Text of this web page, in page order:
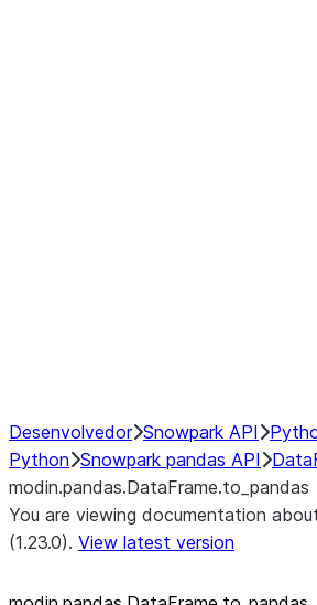
Desenvolvedor Snowpark API
Python Snowpark pandas API
modin.pandas.DataFrame.to_pandas
You are viewing documentation
(1.23.0). View latest version